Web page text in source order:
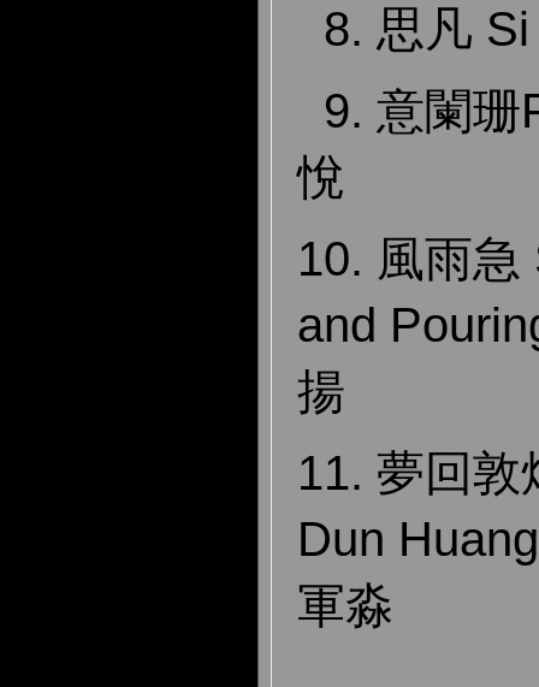
8. 思凡
9. 意闌珊
悅
10. 風雨急
and
揚
11. 夢回敦
Dun
軍淼